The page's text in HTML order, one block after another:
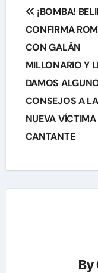
de
entradas
¡BOMBA!
CONFIRMA
CON GALÁN
MILLONARIO Y
DAMOS
CONSEJOS A LA
NUEVA VÍCTIMA
CANTANTE
By